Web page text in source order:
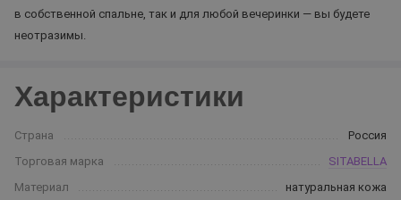
в собственной спальне, так и для любой вечеринки — вы будете
неотразимы.
Характеристики
Страна
Россия
Торговая марка
SITABELLA
Материал
натуральная кожа